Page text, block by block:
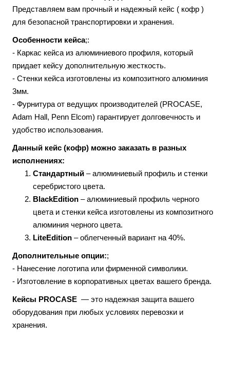
Представляем вам прочный и надежный кейс ( кофр )
для безопасной транспортировки и хранения.
Особенности кейса;:
- Каркас кейса из алюминиевого профиля, который
придает кейсу дополнительную жесткость.
- Стенки кейса изготовлены из композитного алюминия
3мм.
- Фурнитура от ведущих производителей (PROCASE,
Adam Hall, Penn Elcom) гарантирует долговечность и
удобство использования.
Данный кейс (кофр) можно заказать в разных
исполнениях:
Стандартный – алюминиевый профиль и стенки
серебристого цвета.
BlackEdition – алюминиевый профиль черного
цвета и стенки кейса изготовлены из композитного
алюминия черного цвета.
LiteEdition – облегченный вариант на 40%.
Дополнительные опции:;
- Нанесение логотипа или фирменной символики.
- Изготовление в корпоративных цветах вашего бренда.
Кейсы PROCASE — это надежная защита вашего
оборудования при любых условиях перевозки и
хранения.